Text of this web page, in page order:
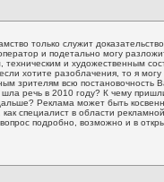
только служит
и подетально могу
техническим и художественным
хотите разоблачения, то я могу
зрителям всю постановочность
речь в 2010 году? К чему
Реклама может быть
специалист в области
подробно, возможно и в